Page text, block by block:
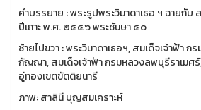
คำบรรยาย : พระรูปพระวิมาดาเธอ ฯ ฉายกับ
ปีเถาะ พ.ศ. ๒๔๔๖ พระชันษา ๔๐
ซ้ายไปขวา : พระวิมาดาเธอฯ, สมเด็จเจ้าฟ้า
กัญญา, สมเด็จเจ้าฟ้า กรมหลวงลพบุรีราเมศร์
อู่ทองเขตขัตติยนารี
ภาพ: สาลินี บุญสมเคราะห์